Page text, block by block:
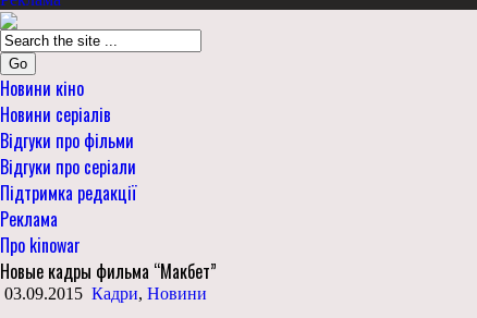
Go
Новини кіно
Новини серіалів
Відгуки про фільми
Відгуки про серіали
Підтримка редакції
Реклама
Про kinowar
Новые кадры фильма “Макбет”
03.09.2015 Кадри, Новини